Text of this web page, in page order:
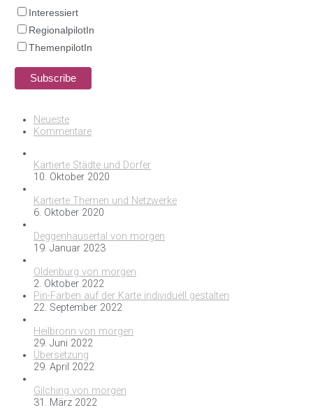
Interessiert
RegionalpilotIn
ThemenpilotIn
Neueste
Kommentare
Kartierte Städte und Dörfer
10. Oktober 2020
Kartierte Themen und Netzwerke
6. Oktober 2020
Deggenhausertal von morgen
19. Januar 2023
Oldenburg von morgen
2. Oktober 2022
Pin-Farben auf der Karte individuell gestalten
22. September 2022
Heilbronn von morgen
29. Juni 2022
Übersetzung
29. April 2022
Gilching von morgen
31. März 2022